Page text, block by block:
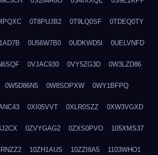
0T8PUJB2 0T9LQ0SF 0TDEQ0TY
0U56W7B0 0UDKWD5I 0UELVNFD
0VJAC930 0VY5ZG3D 0W3LZD86
0W5D86N5 0W8SOPXW 0WY1BFPQ
0XI05VVT 0XLR0SZZ 0XW3VGXD
0ZVYGAG2 0ZXS0PVO 105XMS37
10ZH1AUS 10ZZI8A5 1103WHO1